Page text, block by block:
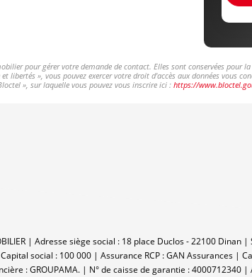
pour gérer votre demande de contact. Elles sont conservées pour
», vous pouvez exercer votre droit d'accès aux données vous
», sur laquelle vous pouvez vous inscrire ici : https://
| Adresse siège social : 18 place Duclos - 22100 Dinan
social : 100 000 | Assurance RCP : GAN Assurances |
: GROUPAMA. | N° de caisse de garantie : 4000712340